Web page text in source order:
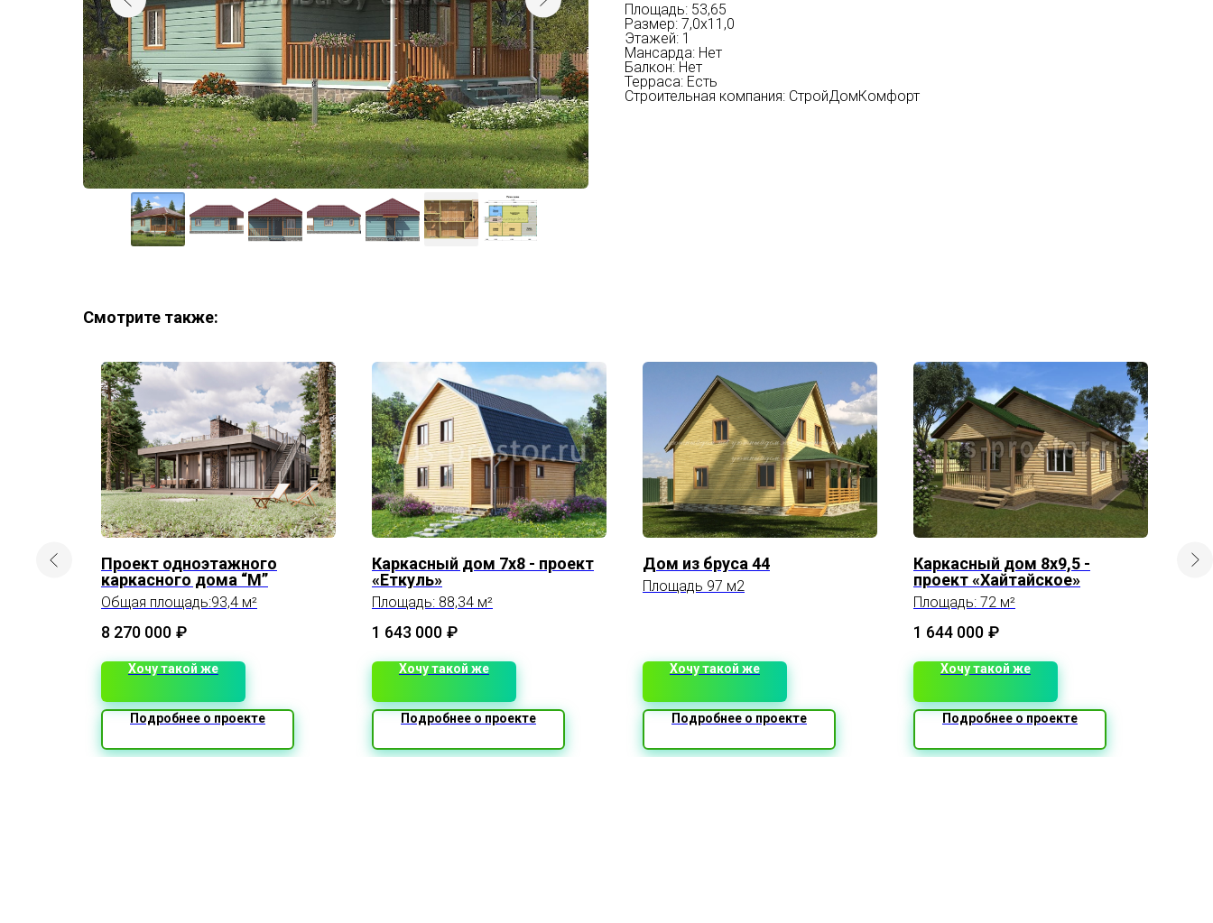
Площадь: 53,65
Размер: 7,0х11,0
Этажей: 1
Мансарда: Нет
Балкон: Нет
Терраса: Есть
Строительная компания: СтройДомКомфорт
Смотрите также:
Проект одноэтажного
каркасного дома “М”
Общая площадь:93,4 м²
8 270 000 ₽
Хочу такой же
Подробнее о проекте
Каркасный дом 7х8 - проект
«Еткуль»
Площадь: 88,34 м²
1 643 000 ₽
Хочу такой же
Подробнее о проекте
Дом из бруса 44
Площадь 97 м2
Хочу такой же
Подробнее о проекте
Каркасный дом 8х9,5 -
проект «Хайтайское»
Площадь: 72 м²
1 644 000 ₽
Хочу такой же
Подробнее о проекте